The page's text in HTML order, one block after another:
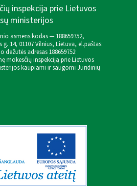
inspekcija prie Lietuvos
ministerijos
asmens kodas — 188659752,
g. 14, 01107 Vilnius, Lietuva, el.paštas:
dėžutės adresas 188659752
mokesčių inspekciją prie Lietuvos
kaupiami ir saugomi Juridinių